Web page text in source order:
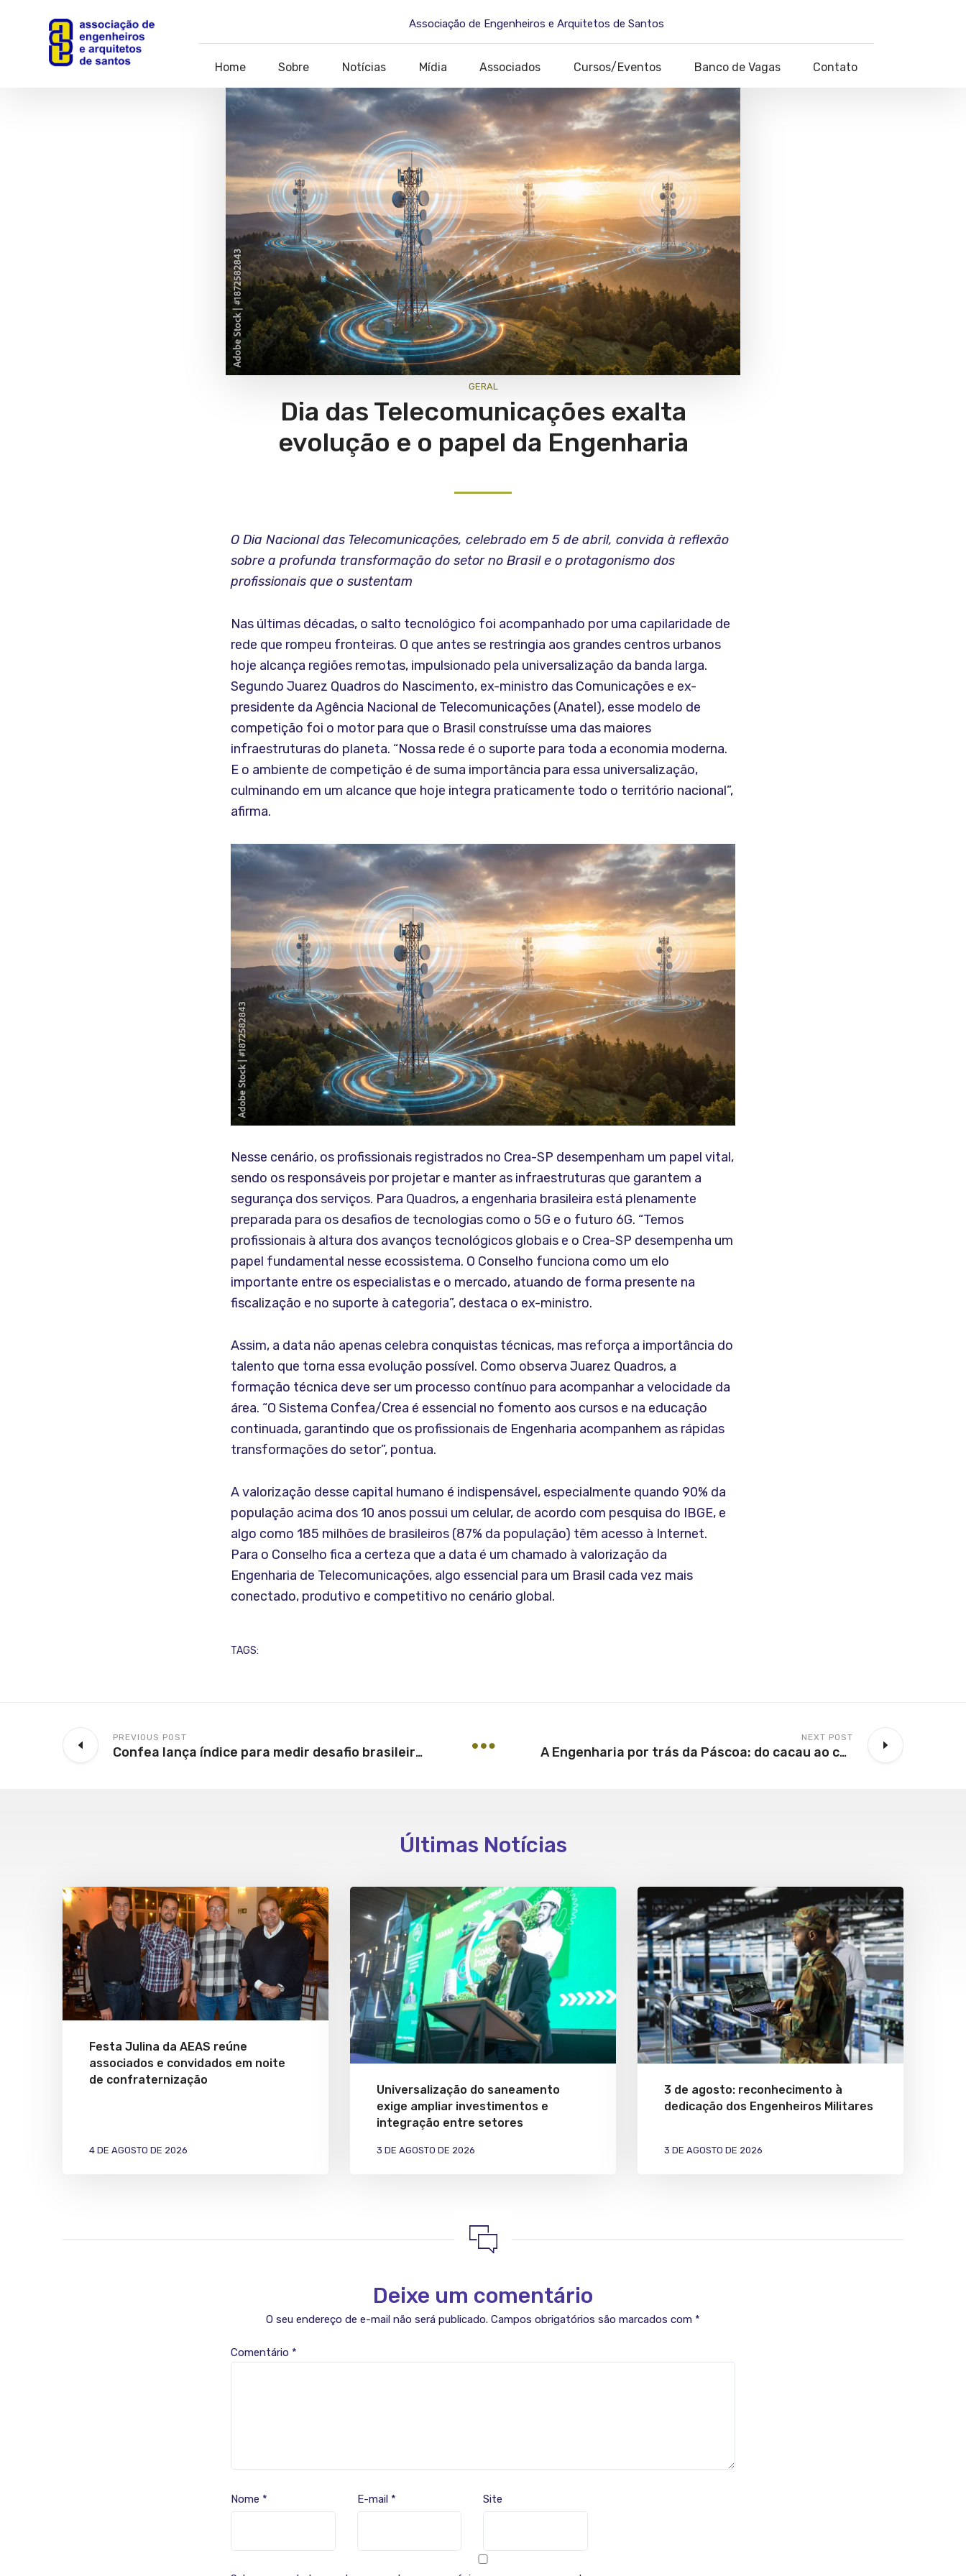
Associação de Engenheiros e Arquitetos de Santos
Home Sobre Notícias Mídia Associados Cursos/Eventos Banco de Vagas Contato
GERAL
Dia das Telecomunicações exalta
evolução e o papel da Engenharia
O Dia Nacional das Telecomunicações, celebrado em 5 de abril, convida à reflexão
sobre a profunda transformação do setor no Brasil e o protagonismo dos
profissionais que o sustentam
Nas últimas décadas, o salto tecnológico foi acompanhado por uma capilaridade de
rede que rompeu fronteiras. O que antes se restringia aos grandes centros urbanos
hoje alcança regiões remotas, impulsionado pela universalização da banda larga.
Segundo Juarez Quadros do Nascimento, ex-ministro das Comunicações e ex-
presidente da Agência Nacional de Telecomunicações (Anatel), esse modelo de
competição foi o motor para que o Brasil construísse uma das maiores
infraestruturas do planeta. “Nossa rede é o suporte para toda a economia moderna.
E o ambiente de competição é de suma importância para essa universalização,
culminando em um alcance que hoje integra praticamente todo o território nacional”,
afirma.
Nesse cenário, os profissionais registrados no Crea-SP desempenham um papel vital,
sendo os responsáveis por projetar e manter as infraestruturas que garantem a
segurança dos serviços. Para Quadros, a engenharia brasileira está plenamente
preparada para os desafios de tecnologias como o 5G e o futuro 6G. “Temos
profissionais à altura dos avanços tecnológicos globais e o Crea-SP desempenha um
papel fundamental nesse ecossistema. O Conselho funciona como um elo
importante entre os especialistas e o mercado, atuando de forma presente na
fiscalização e no suporte à categoria”, destaca o ex-ministro.
Assim, a data não apenas celebra conquistas técnicas, mas reforça a importância do
talento que torna essa evolução possível. Como observa Juarez Quadros, a
formação técnica deve ser um processo contínuo para acompanhar a velocidade da
área. “O Sistema Confea/Crea é essencial no fomento aos cursos e na educação
continuada, garantindo que os profissionais de Engenharia acompanhem as rápidas
transformações do setor”, pontua.
A valorização desse capital humano é indispensável, especialmente quando 90% da
população acima dos 10 anos possui um celular, de acordo com pesquisa do IBGE, e
algo como 185 milhões de brasileiros (87% da população) têm acesso à Internet.
Para o Conselho fica a certeza que a data é um chamado à valorização da
Engenharia de Telecomunicações, algo essencial para um Brasil cada vez mais
conectado, produtivo e competitivo no cenário global.
TAGS:
PREVIOUS POST
Confea lança índice para medir desafio brasileiro em infraestrutura
NEXT POST
A Engenharia por trás da Páscoa: do cacau ao chocolate
Últimas Notícias
Festa Julina da AEAS reúne
associados e convidados em noite
de confraternização
4 DE AGOSTO DE 2026
Universalização do saneamento
exige ampliar investimentos e
integração entre setores
3 DE AGOSTO DE 2026
3 de agosto: reconhecimento à
dedicação dos Engenheiros Militares
3 DE AGOSTO DE 2026
Deixe um comentário
O seu endereço de e-mail não será publicado. Campos obrigatórios são marcados com *
Comentário *
Nome * E-mail * Site